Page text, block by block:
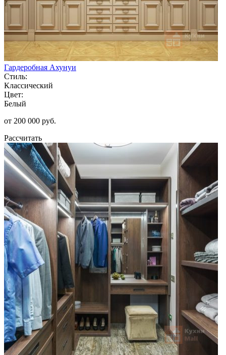
Гардеробная Ахунуи
Стиль:
Классический
Цвет:
Белый
от 200 000 руб.
Рассчитать